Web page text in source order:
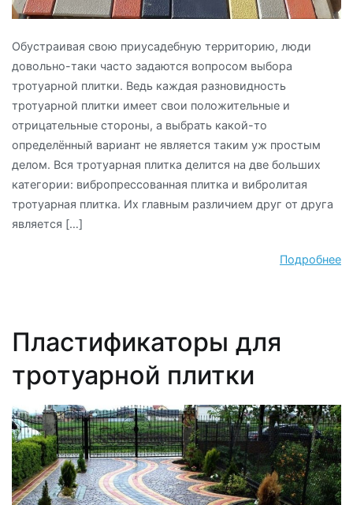
Обустраивая свою приусадебную территорию, люди
довольно-таки часто задаются вопросом выбора
тротуарной плитки. Ведь каждая разновидность
тротуарной плитки имеет свои положительные и
отрицательные стороны, а выбрать какой-то
определённый вариант не является таким уж простым
делом. Вся тротуарная плитка делится на две больших
категории: вибропрессованная плитка и вибролитая
тротуарная плитка. Их главным различием друг от друга
является […]
Подробнее
Пластификаторы для
тротуарной плитки